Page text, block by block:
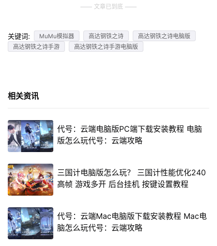
文章已到底
关键词: MuMu模拟器 高达钢铁之诗
高达钢铁之诗电脑版
高达钢铁之诗手游
高达钢铁之诗手游电脑版
相关资讯
代号：云端电脑版PC端下载安装教程 电脑
版怎么玩代号：云端攻略
三国计电脑版怎么玩？ 三国计性能优化240
高帧 游戏多开 后台挂机 按键设置教程
代号：云端Mac电脑版下载安装教程 Mac电
脑怎么玩代号：云端攻略